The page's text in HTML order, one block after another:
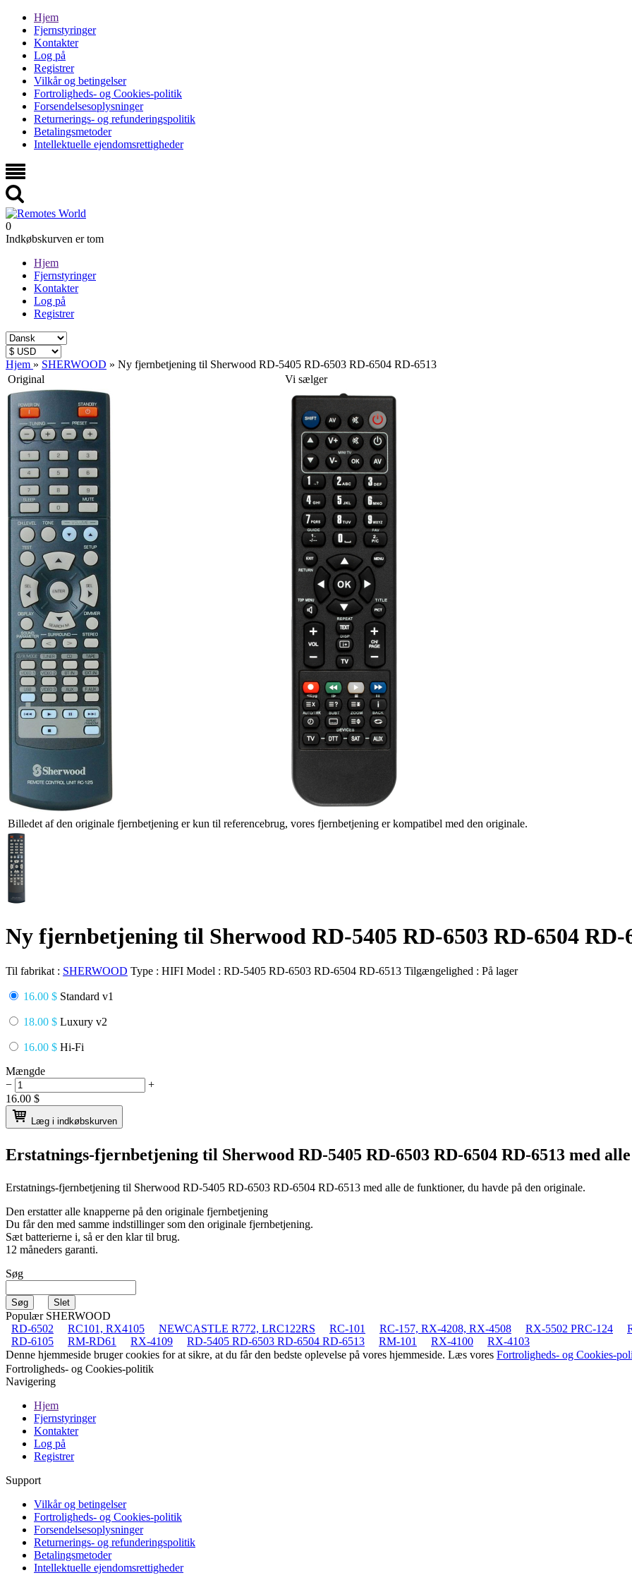
Hjem
Fjernstyringer
Kontakter
Log på
Registrer
Vilkår og betingelser
Fortroligheds- og Cookies-politik
Forsendelsesoplysninger
Returnerings- og refunderingspolitik
Betalingsmetoder
Intellektuelle ejendomsrettigheder
0
Indkøbskurven er tom
Hjem
Fjernstyringer
Kontakter
Log på
Registrer
Hjem » SHERWOOD » Ny fjernbetjening til Sherwood RD-5405 RD-6503 RD-6504 RD-6513
Original
Vi sælger
Billedet af den originale fjernbetjening er kun til referencebrug, vores fjernbetjening er kompatibel med den originale.
Ny fjernbetjening til Sherwood RD-5405 RD-6503 RD-6504 RD-
Til fabrikat : SHERWOOD Type : HIFI Model : RD-5405 RD-6503 RD-6504 RD-6513 Tilgængelighed : På lager
16.00 $ Standard v1
18.00 $ Luxury v2
16.00 $ Hi-Fi
Mængde
−
+
16.00 $
Læg i indkøbskurven
Erstatnings-fjernbetjening til Sherwood RD-5405 RD-6503 RD-6504 RD-6513 med
Erstatnings-fjernbetjening til Sherwood RD-5405 RD-6503 RD-6504 RD-6513 med alle de funktioner, du havde på den originale.
Den erstatter alle knapperne på den originale fjernbetjening
Du får den med samme indstillinger som den originale fjernbetjening.
Sæt batterierne i, så er den klar til brug.
12 måneders garanti.
Søg
Populær SHERWOOD
RD-6502
RC101, RX4105 NEWCASTLE R772, LRC122RS RC-101 RC-157, RX-4208, RX-4508 RX-5502 PRC-124
RD-6105
RM-RD61 RX-4109 RD-5405 RD-6503 RD-6504 RD-6513 RM-101 RX-4100
RX-4103
Denne hjemmeside bruger cookies for at sikre, at du får den bedste oplevelse på vores hjemmeside. Læs vores Fortroligheds- og Cookies-
Fortroligheds- og Cookies-politik
Navigering
Hjem
Fjernstyringer
Kontakter
Log på
Registrer
Support
Vilkår og betingelser
Fortroligheds- og Cookies-politik
Forsendelsesoplysninger
Returnerings- og refunderingspolitik
Betalingsmetoder
Intellektuelle ejendomsrettigheder